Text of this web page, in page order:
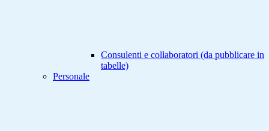
Consulenti e collaboratori (da pubblicare in
tabelle)
Personale